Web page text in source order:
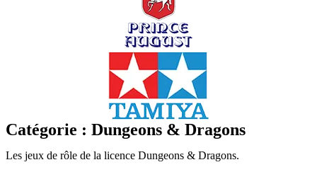
Catégorie : Dungeons & Dragons
Les jeux de rôle de la licence Dungeons & Dragons.